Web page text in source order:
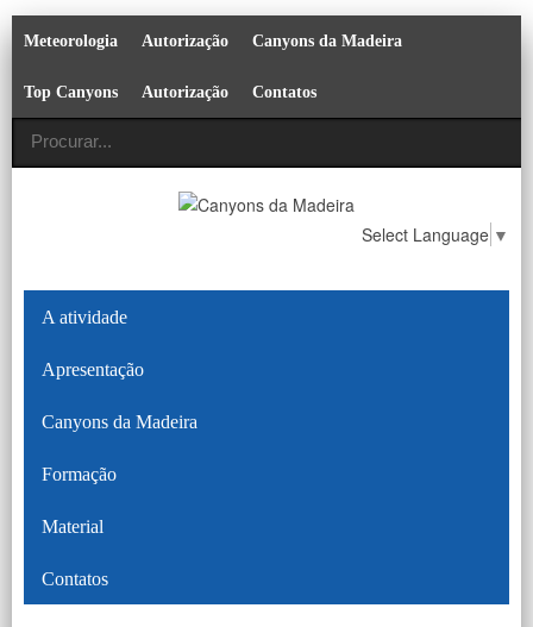
Meteorologia Autorização Canyons da Madeira
Top Canyons Autorização Contatos
Select Language ▼
A atividade
Apresentação
Canyons da Madeira
Formação
Material
Contatos